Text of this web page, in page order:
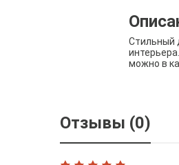
Стильный
можно в
Отзывы (0)